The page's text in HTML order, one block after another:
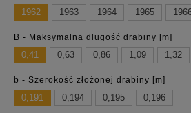
1962 1963 1964 1965
B - Maksymalna długość drabiny [m]
0,41 0,63 0,86 1,09 1,32
b - Szerokość złożonej drabiny [m]
0,191 0,194 0,195 0,196